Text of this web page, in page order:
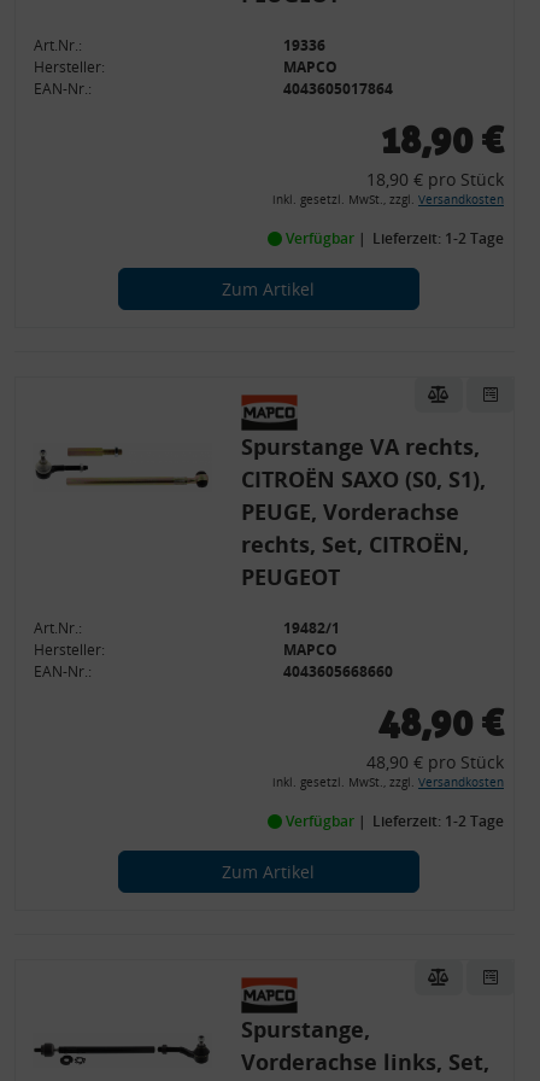
Art.Nr.:
19336
Hersteller:
MAPCO
EAN-Nr.:
4043605017864
18,90 €
18,90 € pro Stück
inkl. gesetzl. MwSt., zzgl. Versandkosten
Verfügbar Lieferzeit: 1-2 Tage
Zum Artikel
Spurstange VA rechts,
CITROËN SAXO (S0, S1),
PEUGE, Vorderachse
rechts, Set, CITROËN,
PEUGEOT
Art.Nr.:
19482/1
Hersteller:
MAPCO
EAN-Nr.:
4043605668660
48,90 €
48,90 € pro Stück
inkl. gesetzl. MwSt., zzgl. Versandkosten
Verfügbar Lieferzeit: 1-2 Tage
Zum Artikel
Spurstange,
Vorderachse links, Set,